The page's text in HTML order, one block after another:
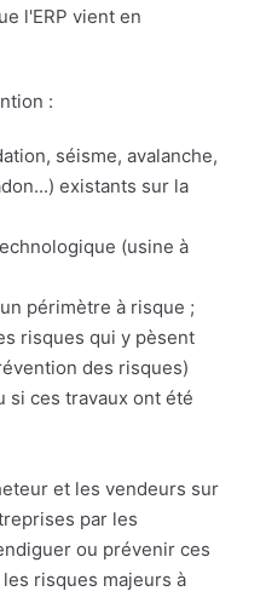
l'ERP vient en
:
séisme, avalanche,
existants sur la
(usine à
périmètre à risque ;
risques qui y pèsent
des risques)
si ces travaux ont été
et les vendeurs sur
par les
ou prévenir ces
risques majeurs à